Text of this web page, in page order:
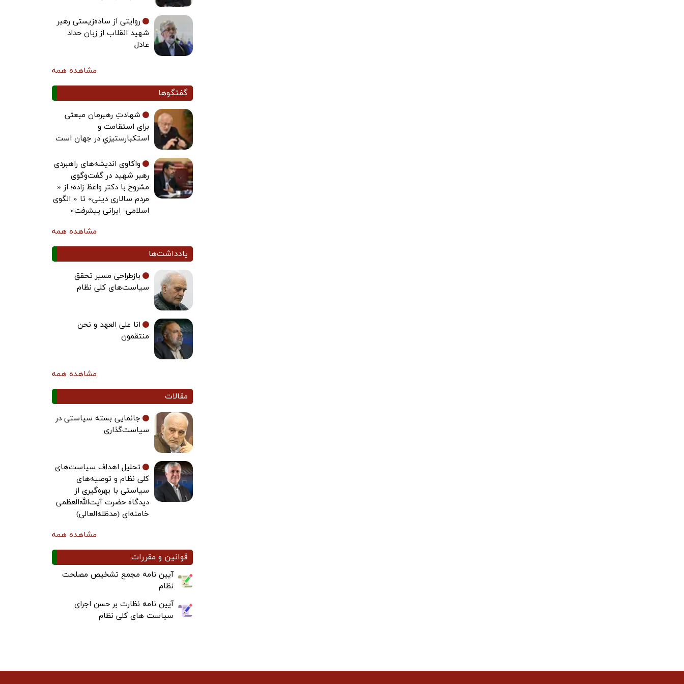
روایتی از ساده‌زیستی رهبر
شهید انقلاب از زبان حداد
عادل
مشاهده همه
گفتگوها
شهادتِ رهبرمان مبعثی
برای استقامت و
استکبارستیزیِ در جهان است
واکاوی اندیشه‌های راهبردی
رهبر شهید در گفت‌وگوی
مشروح با دکتر واعظ زاده؛ از «
مردم سالاری دینی» تا « الگوی
اسلامی- ایرانی پیشرفت»
مشاهده همه
یادداشت‌ها
بازطراحی مسیر تحقق
سیاست‌های کلی نظام
انا علی العهد و نحن
منتقمون
مشاهده همه
مقالات
جانمایی بسته سیاستی در
سیاست‌گذاری
تحلیل اهداف سیاست‌های
کلی نظام و توصیه‌های
سیاستی با بهره‌گیری از
دیدگاه حضرت آیت‌الله‌العظمی
خامنه‌ای (مدظله‌العالی)
مشاهده همه
قوانین و مقررات
آیین نامه مجمع تشخیص مصلحت
نظام
آیین نامه نظارت بر حسن اجرای
سیاست های کلی نظام